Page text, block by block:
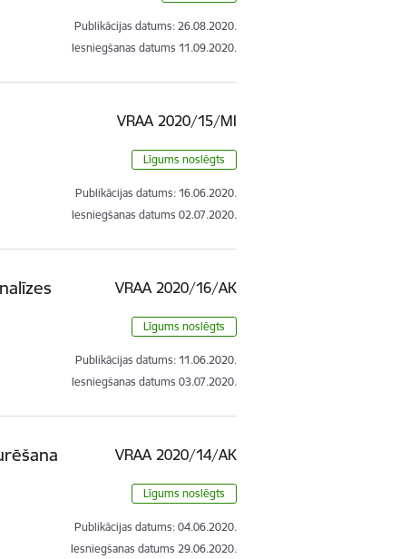
Publikācijas datums: 26.08.2020.
Iesniegšanas datums 11.09.2020.
VRAA 2020/15/MI
Līgums noslēgts
Publikācijas datums: 16.06.2020.
Iesniegšanas datums 02.07.2020.
VRAA 2020/16/AK
Līgums noslēgts
Publikācijas datums: 11.06.2020.
Iesniegšanas datums 03.07.2020.
VRAA 2020/14/AK
Līgums noslēgts
Publikācijas datums: 04.06.2020.
Iesniegšanas datums 29.06.2020.